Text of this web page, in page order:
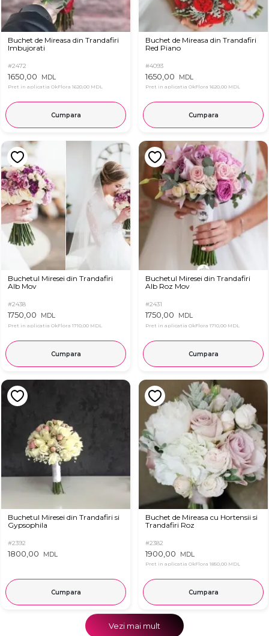
Buchet de Mireasa din Trandafiri
Imbujorati
#2472
1650,00 MDL
Pret in aplicatia OkFlora 1620,00 MDL
Cumpara
Buchet de Mireasa din Trandafiri
Red Piano
#4093
1650,00 MDL
Pret in aplicatia OkFlora 1620,00 MDL
Cumpara
Buchetul Miresei din Trandafiri
Alb Mov
#2438
1750,00 MDL
Pret in aplicatia OkFlora 1710,00 MDL
Cumpara
Buchetul Miresei din Trandafiri
Alb Roz Mov
#2431
1750,00 MDL
Pret in aplicatia OkFlora 1710,00 MDL
Cumpara
Buchetul Miresei din Trandafiri si
Gypsophila
#2392
1800,00 MDL
Cumpara
Buchet de Mireasa cu Hortensii si
Trandafiri Roz
#2382
1900,00 MDL
Pret in aplicatia OkFlora 1850,00 MDL
Cumpara
Vezi mai mult